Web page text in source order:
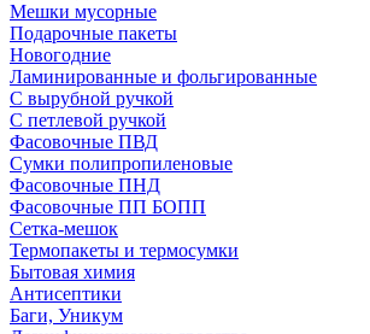
Мешки мусорные
Подарочные пакеты
Новогодние
Ламинированные и фольгированные
С вырубной ручкой
С петлевой ручкой
Фасовочные ПВД
Сумки полипропиленовые
Фасовочные ПНД
Фасовочные ПП БОПП
Сетка-мешок
Термопакеты и термосумки
Бытовая химия
Антисептики
Баги, Уникум